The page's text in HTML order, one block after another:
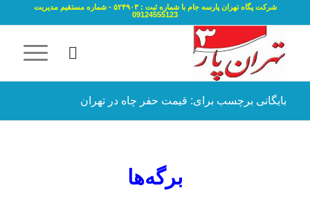
شرکت پگاه تهران پارسه جام با شماره ثبت : ۵۲۴۹۰۳ - شماره مستقیم مدیریت
09124555123
بایگانی برچسب برای: قیمت حفر چاه در تهران
برگه‌ها